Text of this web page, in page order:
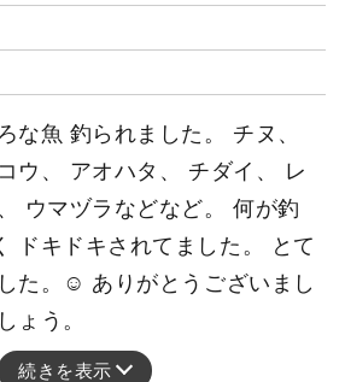
な魚 釣られました。 チヌ、
ウ、 アオハタ、 チダイ、 レ
ウマヅラなどなど。 何が釣
ドキドキされてました。 とて
た。☺ ありがとうございまし
ょう。
続きを表示